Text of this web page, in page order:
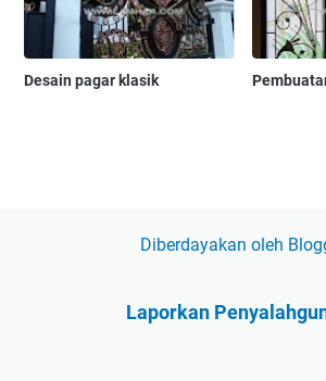
Desain pagar klasik
Diberdayakan oleh
Laporkan